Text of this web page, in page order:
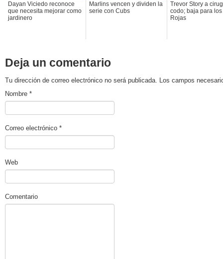
Dayan Viciedo reconoce
que necesita mejorar como
jardinero
Marlins vencen y dividen la
serie con Cubs
Trevor Story a
codo; baja para
Rojas
Deja un comentario
Tu dirección de correo electrónico no será publicada. Los campos
Nombre *
Correo electrónico *
Web
Comentario